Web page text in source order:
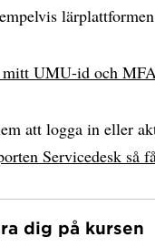
UMU-id och
att logga in eller
Servicedesk så
dig på kursen